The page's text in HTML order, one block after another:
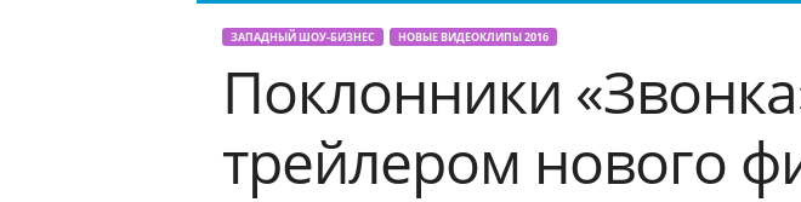
ЗАПАДНЫЙ ШОУ-БИЗНЕС НОВЫЕ ВИДЕОКЛИПЫ 2016
Поклонники
трейлером нового